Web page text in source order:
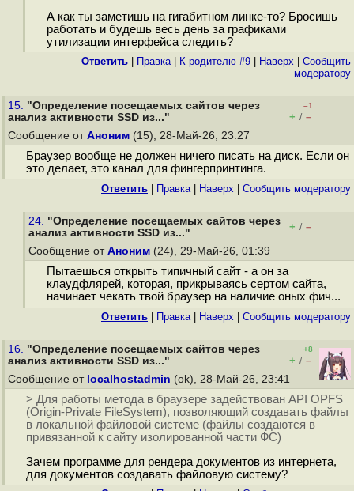
А как ты заметишь на гигабитном линке-то? Бросишь
работать и будешь весь день за графиками
утилизации интерфейса следить?
Ответить Правка| К родителю #9 Наверх
Cообщить
модератору
15. "Определение посещаемых сайтов через
анализ активности SSD из..."
–1
+ / –
Сообщение от Аноним (15), 28-Май-26, 23:27
Браузер вообще не должен ничего писать на диск. Если он
это делает, это канал для фингерпринтинга.
Ответить Правка| Наверх Cообщить модератору
24. "Определение посещаемых сайтов через
анализ активности SSD из..."
+ / –
Сообщение от Аноним (24), 29-Май-26, 01:39
Пытаешься открыть типичный сайт - а он за
клаудфлярей, которая, прикрываясь сертом сайта,
начинает чекать твой браузер на наличие оных фич...
Ответить Правка| Наверх Cообщить модератору
16. "Определение посещаемых сайтов через
анализ активности SSD из..."
+8
+ / –
Сообщение от localhostadmin (ok), 28-Май-26, 23:41
> Для работы метода в браузере задействован API OPFS
(Origin-Private FileSystem), позволяющий создавать файлы
в локальной файловой системе (файлы создаются в
привязанной к сайту изолированной части ФС)
Зачем программе для рендера документов из интернета,
для документов создавать файловую систему?